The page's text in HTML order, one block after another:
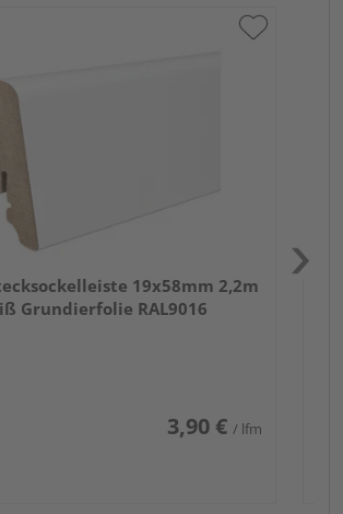
19x58mm 2,2m
Grundierfolie RAL9016
3,90 € / lfm